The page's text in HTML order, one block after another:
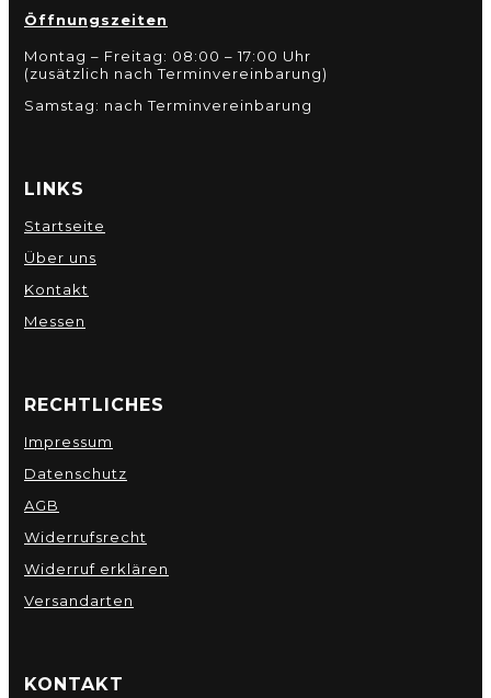
Öffnungszeiten
Montag – Freitag: 08:00 – 17:00 Uhr
(zusätzlich nach Terminvereinbarung)
Samstag: nach Terminvereinbarung
LINKS
Startseite
Über uns
Kontakt
Messen
RECHTLICHES
Impressum
Datenschutz
AGB
Widerrufsrecht
Widerruf erklären
Versandarten
KONTAKT